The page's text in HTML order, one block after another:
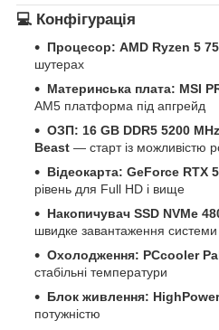
💻 Конфігурація
Процесор: AMD Ryzen 5
шутерах
Материнська плата: MSI
AM5 платформа під апгрейд
ОЗП: 16 GB DDR5 5200
Beast — старт із можливістю
Відеокарта: GeForce RTX
рівень для Full HD і вище
Накопичувач SSD NVMe
швидке завантаження системи
Охолодження: PCcooler
стабільні температури
Блок живлення:
потужністю